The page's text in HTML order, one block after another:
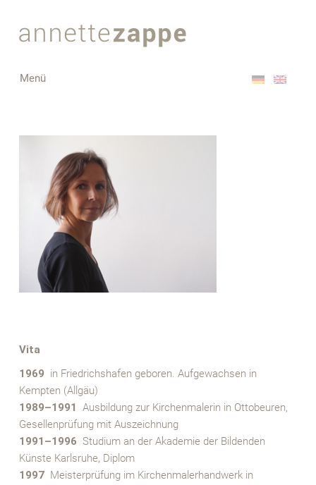
Toggle
Menü
Vita
1969 in Friedrichshafen geboren. Aufgewachsen in
Kempten (Allgäu)
1989–1991 Ausbildung zur Kirchenmalerin in Ottobeuren,
Gesellenprüfung mit Auszeichnung
1991–1996 Studium an der Akademie der Bildenden
Künste Karlsruhe, Diplom
1997 Meisterprüfung im Kirchenmalerhandwerk in